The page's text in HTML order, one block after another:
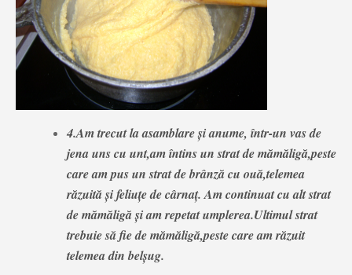
4.Am trecut la asamblare și anume, într-un vas de
jena uns cu unt,am întins un strat de mămăligă,peste
care am pus un strat de brânză cu ouă,telemea
răzuită și feliuțe de cârnaț. Am continuat cu alt strat
de mămăligă și am repetat umplerea.Ultimul strat
trebuie să fie de mămăligă,peste care am răzuit
telemea din belșug.